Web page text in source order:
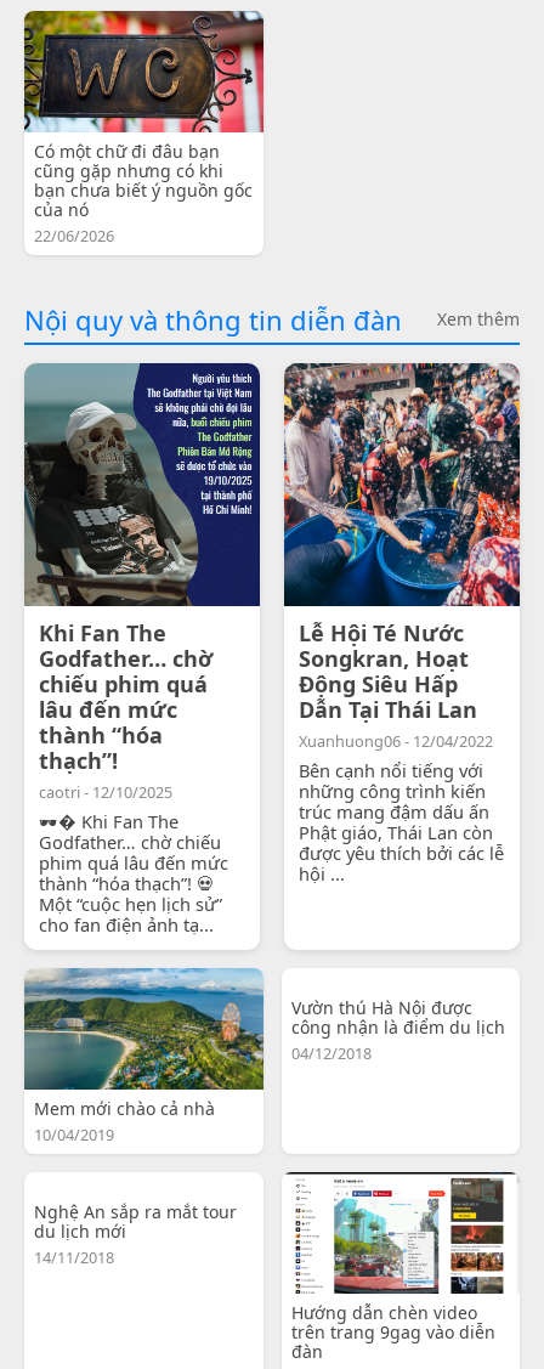
Có một chữ đi đâu bạn
cũng gặp nhưng có khi
bạn chưa biết ý nguồn gốc
của nó
22/06/2026
Nội quy và thông tin diễn đàn Xem thêm
Khi Fan The
Godfather… chờ
chiếu phim quá
lâu đến mức
thành “hóa
thạch”!
caotri - 12/10/2025
🕶� Khi Fan The
Godfather… chờ chiếu
phim quá lâu đến mức
thành “hóa thạch”! 💀
Một “cuộc hẹn lịch sử”
cho fan điện ảnh tạ...
Lễ Hội Té Nước
Songkran, Hoạt
Động Siêu Hấp
Dẫn Tại Thái Lan
Xuanhuong06 - 12/04/2022
Bên cạnh nổi tiếng với
những công trình kiến
trúc mang đậm dấu ấn
Phật giáo, Thái Lan còn
được yêu thích bởi các lễ
hội ...
Mem mới chào cả nhà
10/04/2019
Vườn thú Hà Nội được
công nhận là điểm du lịch
04/12/2018
Nghệ An sắp ra mắt tour
du lịch mới
14/11/2018
Hướng dẫn chèn video
trên trang 9gag vào diễn
đàn